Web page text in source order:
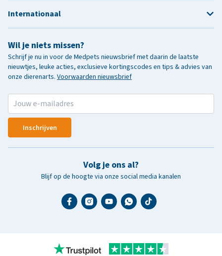
Wil je niets missen?
Schrijf je nu in voor de Medpets nieuwsbrief met daarin de laatste
nieuwtjes, leuke acties, exclusieve kortingscodes en tips & advies van
onze dierenarts. Voorwaarden nieuwsbrief
Inschrijven
Volg je ons al?
Blijf op de hoogte via onze social media kanalen
Internationaal